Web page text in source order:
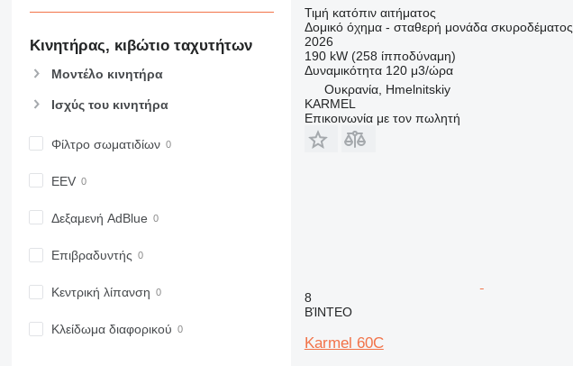
908
910
918
924
926
930
938
953
955
Κινητήρας, κιβώτιο ταχυτήτων
Μοντέλο κινητήρα
Ισχύς του κινητήρα
Φίλτρο σωματιδίων
EEV
Δεξαμενή AdBlue
Επιβραδυντής
Κεντρική λίπανση
Κλείδωμα διαφορικού
Τιμή κατόπιν αιτήματος
Δομικό όχημα - σταθερή μονάδα σκυροδέματος
2026
190 kW (258 ίπποδύναμη)
Δυναμικότητα 120 μ3/ώρα
Ουκρανία, Hmelnitskiy
KARMEL
Επικοινωνία με τον πωλητή
8
ΒΊΝΤΕΟ
Karmel 60C